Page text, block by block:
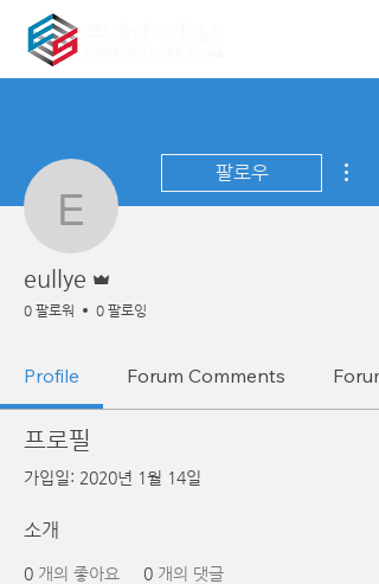
eullye
팔로우
eullye
0 팔로워 0 팔로잉
Profile Forum Comments
프로필
가입일: 2020년 1월 14일
소개
0 개의 좋아요 0 개의 댓글